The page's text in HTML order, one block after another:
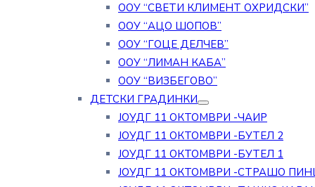
ООУ “СВЕТИ КЛИМЕНТ ОХРИДСКИ”
ООУ “АЦО ШОПОВ”
ООУ “ГОЦЕ ДЕЛЧЕВ”
ООУ “ЛИМАН КАБА”
ООУ “ВИЗБЕГОВО”
ДЕТСКИ ГРАДИНКИ
ЈОУДГ 11 ОКТОМВРИ -ЧАИР
ЈОУДГ 11 ОКТОМВРИ -БУТЕЛ 2
ЈОУДГ 11 ОКТОМВРИ -БУТЕЛ 1
ЈОУДГ 11 ОКТОМВРИ -СТРАШО